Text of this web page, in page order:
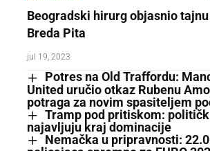
Beogradski hirurg objasnio
Breda Pita
jul 19, 2023
Potres na Old Traffordu:
United uručio otkaz Rubenu
potraga za novim spasiteljem
Tramp pod pritiskom:
najavljuju kraj dominacije
Nemačka u pripravnosti: